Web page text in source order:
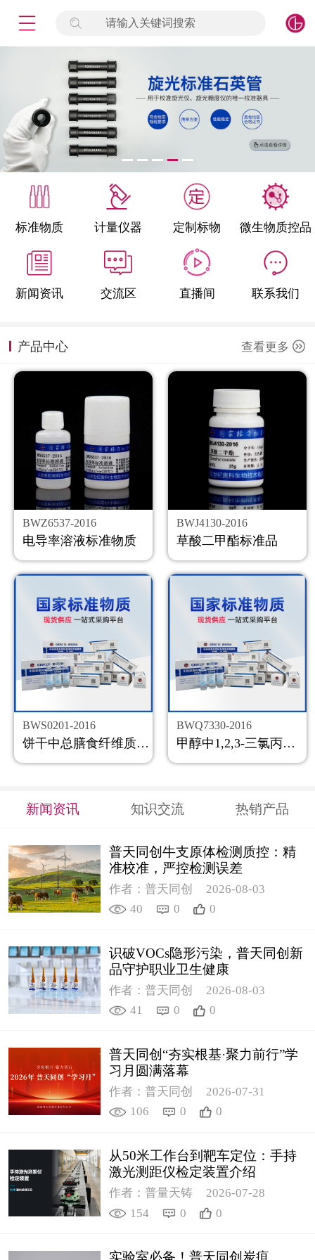
请输入关键词搜索
标准物质 计量仪器 定制标物 微生物质控品
新闻资讯 交流区 直播间 联系我们
产品中心 查看更多
BWZ6537-2016
电导率溶液标准物质
BWJ4130-2016
草酸二甲酯标准品
BWS0201-2016
饼干中总膳食纤维质控样品
BWQ7330-2016
甲醇中1,2,3-三氯丙烷溶液标准物质
新闻资讯 知识交流 热销产品
普天同创牛支原体检测质控：精
准校准，严控检测误差
作者：普天同创
2026-08-03
40
0 0
识破VOCs隐形污染，普天同创新
品守护职业卫生健康
作者：普天同创
2026-08-03
41
0 0
普天同创“夯实根基·聚力前行”学
习月圆满落幕
作者：普天同创
2026-07-31
106
0 0
从50米工作台到靶车定位：手持
激光测距仪检定装置介绍
作者：普量天铸
2026-07-28
154
0 0
签到
标准物质
产品专项
微生物检测/质控品
定制标物
定制仪器
新闻资讯
公司主页
购物车
会员中心
联系我们
返回主页